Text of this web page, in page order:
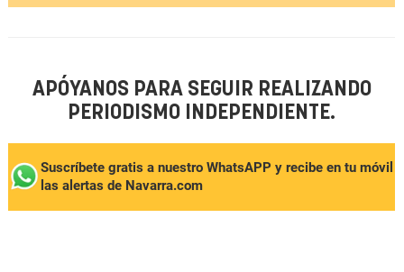
APÓYANOS PARA SEGUIR REALIZANDO
PERIODISMO INDEPENDIENTE.
Suscríbete gratis a nuestro WhatsAPP y recibe en tu móvil
las alertas de Navarra.com